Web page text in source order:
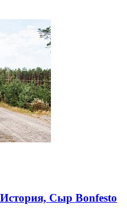
Сыр Bonfesto